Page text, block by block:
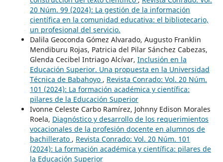
20 Núm. 99 (2024): La gestión de la información
científica en la comunidad educativa: el bibliotecario,
un profesional del servicio.
Dalila Geoconda Gómez Alvarado, Augusto Franklin
Mendiburu Rojas, Patricia del Pilar Sánchez Cabezas,
Glenda Cecibel Intriago Alcívar, Inclusión en la
Educación Superior. Una propuesta en la Universidad
Técnica de Babahoyo , Revista Conrado: Vol. 20 Núm.
101 (2024): La formación académica y científica:
pilares de la Educación Superior
Ivonne Celeste Carbo Ramírez, Johnny Edison Morales
Roela, Diagnóstico y desarrollo de los requerimientos
vocacionales de la profesión docente en alumnos de
bachillerato , Revista Conrado: Vol. 20 Núm. 101
(2024): La formación académica y científica: pilares de
la Educación Superior